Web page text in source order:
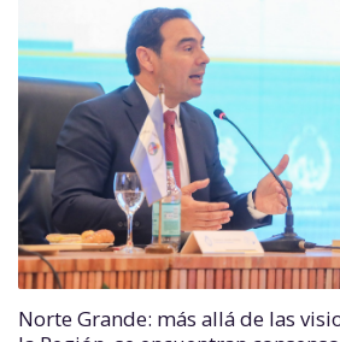
Norte Grande: más allá de las